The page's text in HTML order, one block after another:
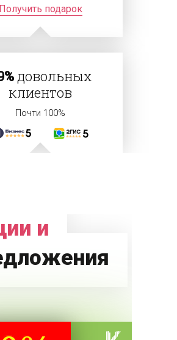
Получить подарок
довольных
клиентов
Почти 100%
и